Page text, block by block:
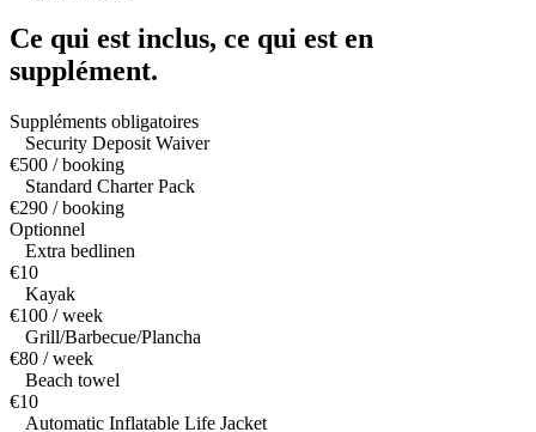
Ce qui est inclus, ce qui est en
supplément.
Suppléments obligatoires
Security Deposit Waiver
€500 / booking
Standard Charter Pack
€290 / booking
Optionnel
Extra bedlinen
€10
Kayak
€100 / week
Grill/Barbecue/Plancha
€80 / week
Beach towel
€10
Automatic Inflatable Life Jacket